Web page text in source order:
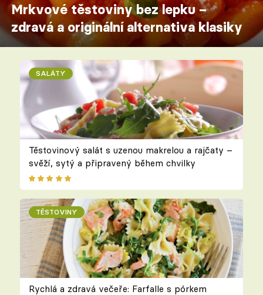
Mrkvové těstoviny bez lepku –
zdravá a originální alternativa klasiky
SALÁTY
Těstovinový salát s uzenou makrelou a rajčaty –
svěží, sytý a připravený během chvilky
TĚSTOVINY
Rychlá a zdravá večeře: Farfalle s pórkem